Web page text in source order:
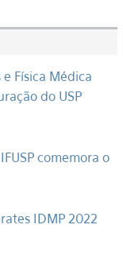
Física Médica
do USP
comemora o
IDMP 2022